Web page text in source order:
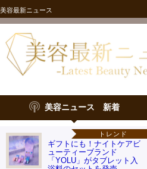
美容最新ニュース
美容ニュース 新着
トレンド
ギフトにも！ナイトケアビ
ューティーブランド
「YOLU」がタブレット入